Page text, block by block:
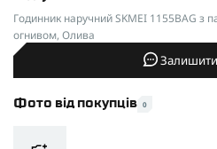
Годинник наручний SKMEI 1155BAG з
огнивом, Олива
Залишити
Фото від покупців 0